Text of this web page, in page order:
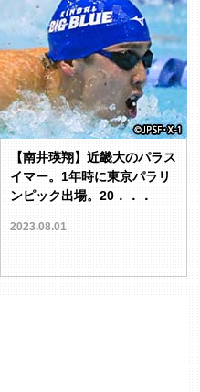
【南井瑛翔】近畿大のパラス
イマー。1年時に東京パラリ
ンピック出場。20．．．
2023.08.01